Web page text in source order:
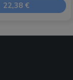
22,38 €